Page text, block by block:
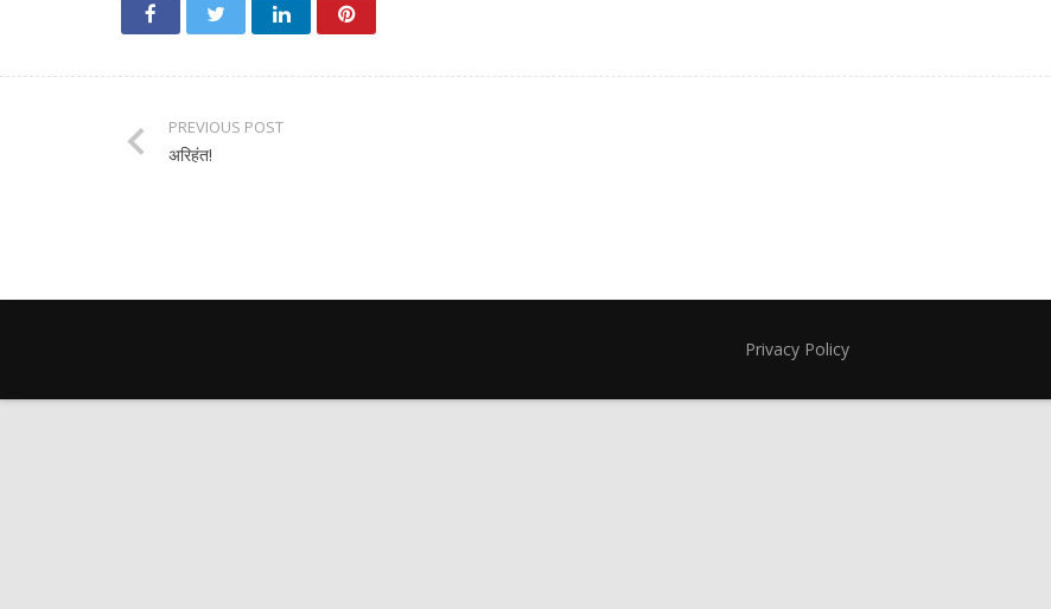
PREVIOUS POST
अरिहंत!
Privacy Policy